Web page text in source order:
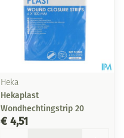
Heka
Hekaplast
Wondhechtingstrip 20
€ 4,51